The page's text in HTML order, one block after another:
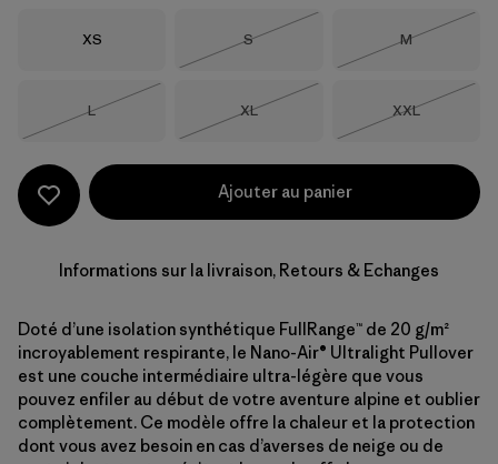
Taille
XS Taille
S
Taille
M
Taille
L
Taille
XL
Taille
XXL
Ajouter au panier
Informations sur la livraison, Retours & Echanges
Doté d’une isolation synthétique FullRange™ de 20 g/m²
incroyablement respirante, le Nano-Air® Ultralight Pullover
est une couche intermédiaire ultra-légère que vous
pouvez enfiler au début de votre aventure alpine et oublier
complètement. Ce modèle offre la chaleur et la protection
dont vous avez besoin en cas d’averses de neige ou de